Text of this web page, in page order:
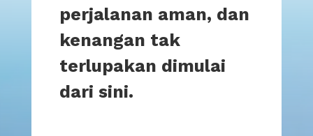
perjalanan aman, dan
kenangan tak
terlupakan dimulai
dari sini.